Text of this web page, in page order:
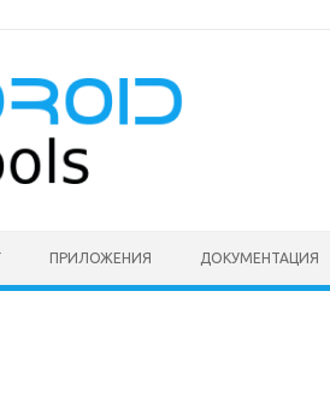
ПРИЛОЖЕНИЯ ДОКУМЕНТАЦИЯ